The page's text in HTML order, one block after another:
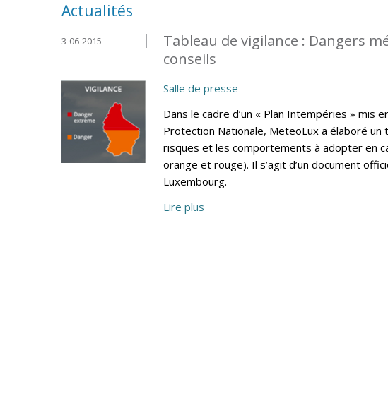
Actualités
Tableau de vigilance : Dangers
conseils
3-06-2015
Salle de presse
Dans le cadre d’un « Plan Intempéries » mis
Protection Nationale, MeteoLux a élaboré un
risques et les comportements à adopter en
orange et rouge). Il s’agit d’un document
Luxembourg.
Lire plus